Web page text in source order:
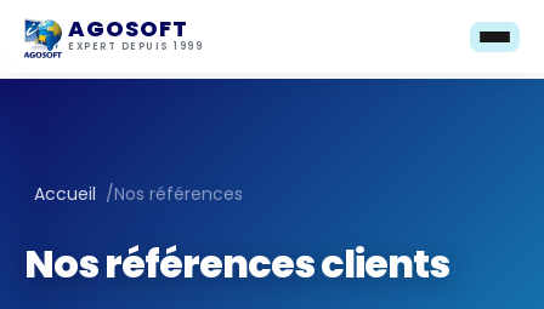
AGOSOFT
EXPERT DEPUIS 1999
Accueil /Nos références
Nos références clients